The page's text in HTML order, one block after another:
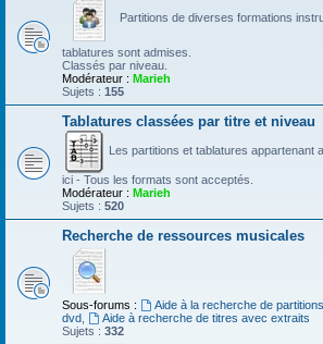
Partitions de diverses formations
tablatures sont admises.
Classés par niveau.
Modérateur : Marieh
Sujets : 155
Tablatures classées par titre et niveau
Les partitions et tablatures appartenant
ici - Tous les formats sont acceptés.
Modérateur : Marieh
Sujets : 520
Recherche de ressources musicales
Sous-forums : Aide à la recherche de partitions
dvd
Aide à recherche de titres avec extraits
Sujets : 332